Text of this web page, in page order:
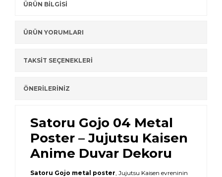
ÜRÜN BİLGİSİ
ÜRÜN YORUMLARI
TAKSİT SEÇENEKLERİ
ÖNERİLERİNİZ
Satoru Gojo 04 Metal
Poster – Jujutsu Kaisen
Anime Duvar Dekoru
Satoru Gojo metal poster, Jujutsu Kaisen evreninin